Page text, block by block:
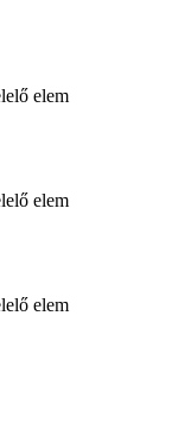
elem
elem
elem